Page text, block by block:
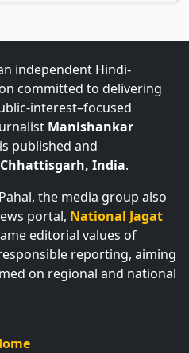
independent Hindi-
committed to delivering
interest–focused
Manishankar
published and
India.
the media group also
portal, National Jagat
editorial values of
reporting, aiming
on regional and national